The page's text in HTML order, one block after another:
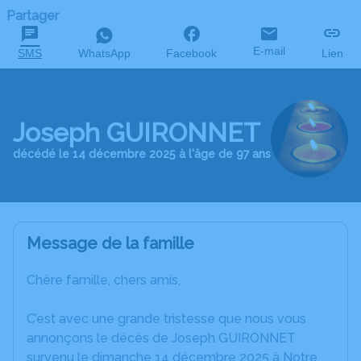
Partager
SMS WhatsApp Facebook E-mail Lien
Joseph GUIRONNET
décédé le 14 décembre 2025 à l'âge de 97 ans
Message de la famille
Chère famille, chers amis,
C’est avec une grande tristesse que nous vous
annonçons le décès de Joseph GUIRONNET
survenu le dimanche 14 décembre 2025 à Notre